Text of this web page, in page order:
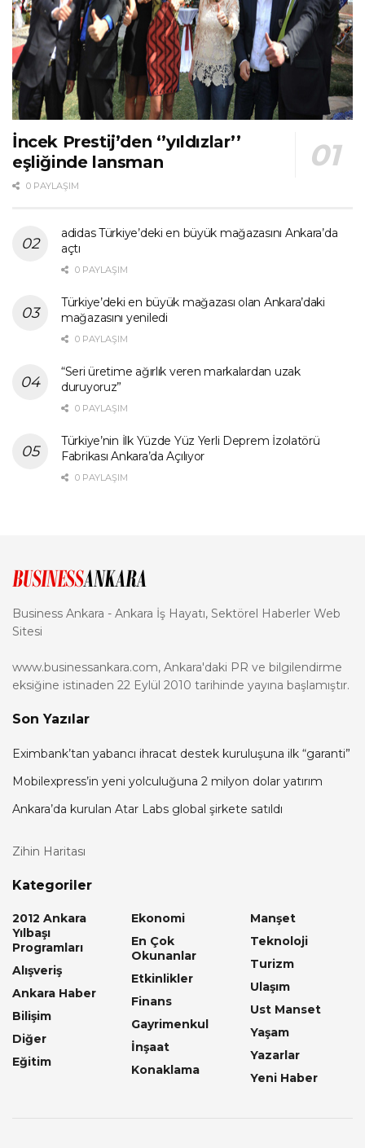
İncek Prestij’den ‘’yıldızlar’’
eşliğinde lansman
0 PAYLAŞIM
adidas Türkiye’deki en büyük mağazasını Ankara’da
açtı
0 PAYLAŞIM
Türkiye’deki en büyük mağazası olan Ankara’daki
mağazasını yeniledi
0 PAYLAŞIM
“Seri üretime ağırlık veren markalardan uzak
duruyoruz”
0 PAYLAŞIM
Türkiye’nin İlk Yüzde Yüz Yerli Deprem İzolatörü
Fabrikası Ankara’da Açılıyor
0 PAYLAŞIM
Business Ankara - Ankara İş Hayatı, Sektörel Haberler Web
Sitesi
www.businessankara.com, Ankara'daki PR ve bilgilendirme
eksiğine istinaden 22 Eylül 2010 tarihinde yayına başlamıştır.
Son Yazılar
Eximbank’tan yabancı ihracat destek kuruluşuna ilk “garanti”
Mobilexpress’in yeni yolculuğuna 2 milyon dolar yatırım
Ankara’da kurulan Atar Labs global şirkete satıldı
Zihin Haritası
Kategoriler
2012 Ankara
Yılbaşı
Programları
Alışveriş
Ankara Haber
Bilişim
Diğer
Eğitim
Ekonomi
En Çok
Okunanlar
Etkinlikler
Finans
Gayrimenkul
İnşaat
Konaklama
Manşet
Teknoloji
Turizm
Ulaşım
Ust Manset
Yaşam
Yazarlar
Yeni Haber